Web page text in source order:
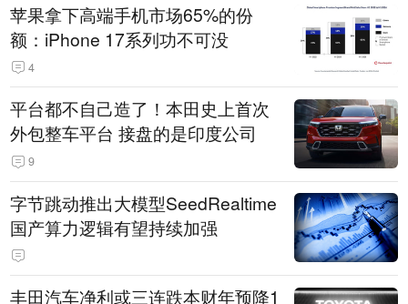
苹果拿下高端手机市场65%的份
额：iPhone 17系列功不可没
4
平台都不自己造了！本田史上首次
外包整车平台 接盘的是印度公司
9
字节跳动推出大模型SeedRealtime
国产算力逻辑有望持续加强
丰田汽车净利或三连跌本财年预降1